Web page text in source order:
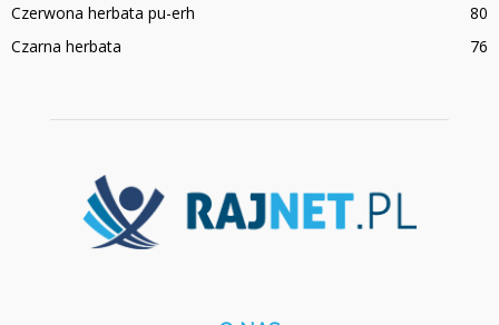
Czerwona herbata pu-erh
80
Czarna herbata
76